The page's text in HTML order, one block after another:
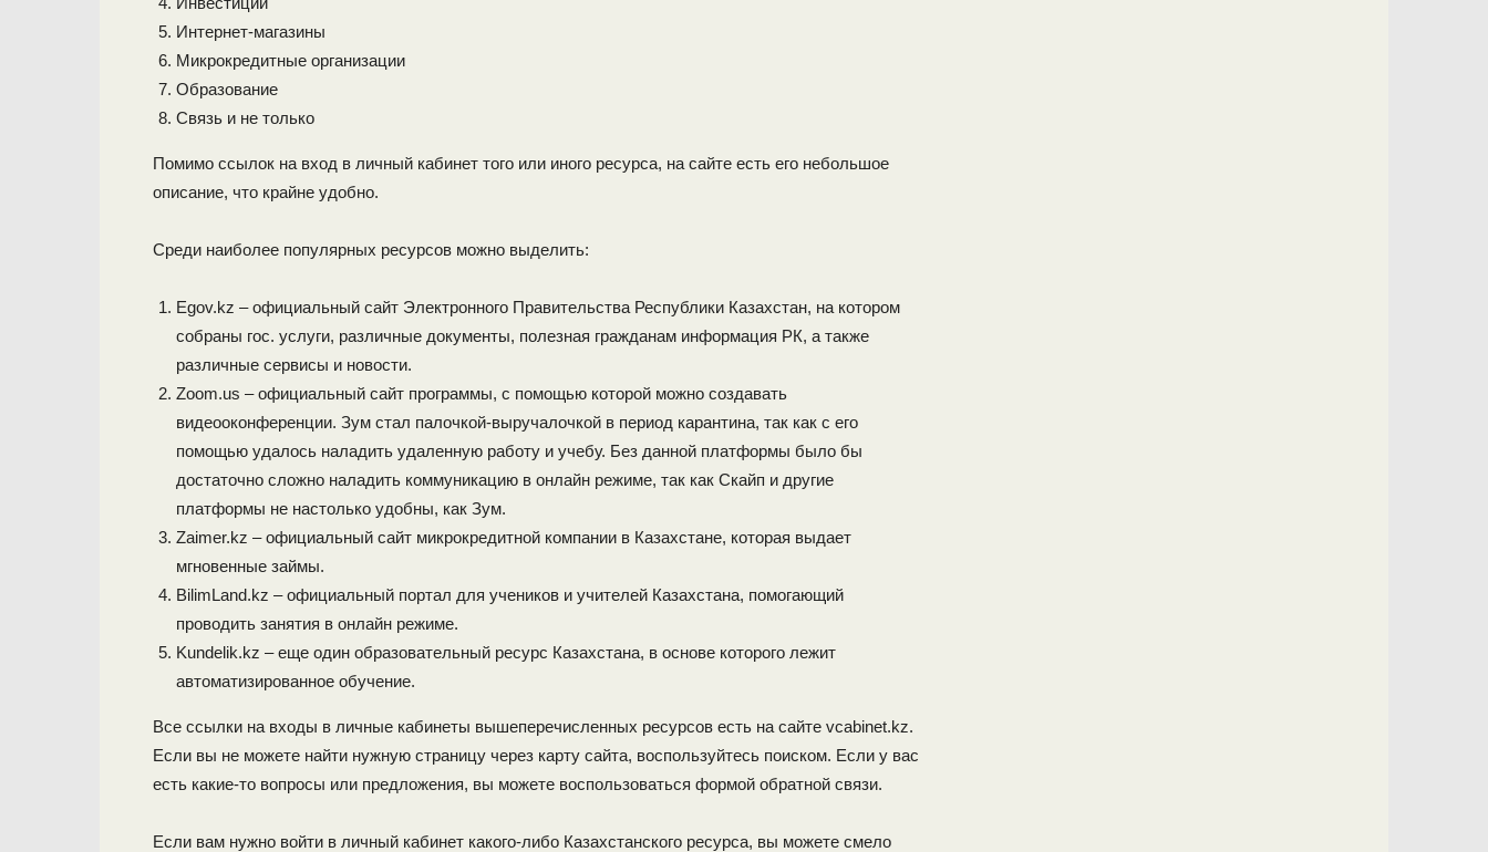
Интернет-магазины
Микрокредитные организации
Образование
Связь и не только
Помимо ссылок на вход в личный кабинет того или иного ресурса, на сайте есть его небольшое
описание, что крайне удобно.
Среди наиболее популярных ресурсов можно выделить:
Egov.kz – официальный сайт Электронного Правительства Республики Казахстан, на котором
собраны гос. услуги, различные документы, полезная гражданам информация РК, а также
различные сервисы и новости.
Zoom.us – официальный сайт программы, с помощью которой можно создавать
видеооконференции. Зум стал палочкой-выручалочкой в период карантина, так как с его
помощью удалось наладить удаленную работу и учебу. Без данной платформы было бы
достаточно сложно наладить коммуникацию в онлайн режиме, так как Скайп и другие
платформы не настолько удобны, как Зум.
Zaimer.kz – официальный сайт микрокредитной компании в Казахстане, которая выдает
мгновенные займы.
BilimLand.kz – официальный портал для учеников и учителей Казахстана, помогающий
проводить занятия в онлайн режиме.
Kundelik.kz – еще один образовательный ресурс Казахстана, в основе которого лежит
автоматизированное обучение.
Все ссылки на входы в личные кабинеты вышеперечисленных ресурсов есть на сайте vcabinet.kz.
Если вы не можете найти нужную страницу через карту сайта, воспользуйтесь поиском. Если у вас
есть какие-то вопросы или предложения, вы можете воспользоваться формой обратной связи.
Если вам нужно войти в личный кабинет какого-либо Казахстанского ресурса, вы можете смело